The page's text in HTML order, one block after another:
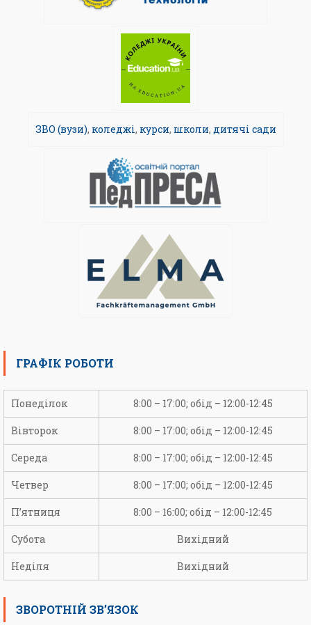
ЗВО (вузи), коледжі, курси, школи, дитячі сади
ГРАФІК РОБОТИ
Понеділок 8:00 – 17:00; обід – 12:00-12:45
Вівторок 8:00 – 17:00; обід – 12:00-12:45
Середа 8:00 – 17:00; обід – 12:00-12:45
Четвер 8:00 – 17:00; обід – 12:00-12:45
П’ятниця 8:00 – 16:00; обід – 12:00-12:45
Субота Вихідний
Неділя Вихідний
ЗВОРОТНІЙ ЗВ’ЯЗОК